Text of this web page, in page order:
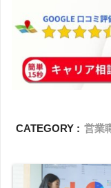
CATEGORY : 営業